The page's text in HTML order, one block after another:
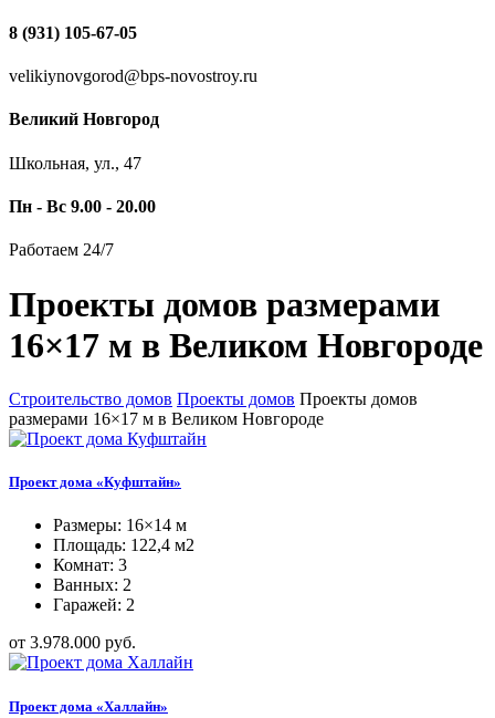
8 (931) 105-67-05
velikiynovgorod@bps-novostroy.ru
Великий Новгород
Школьная, ул., 47
Пн - Вс 9.00 - 20.00
Работаем 24/7
Проекты домов размерами
16×17 м в Великом Новгороде
Строительство домов Проекты домов Проекты домов
размерами 16×17 м в Великом Новгороде
Проект дома «Куфштайн»
Размеры: 16×14 м
Площадь: 122,4 м2
Комнат: 3
Ванных: 2
Гаражей: 2
от 3.978.000 руб.
Проект дома «Халлайн»